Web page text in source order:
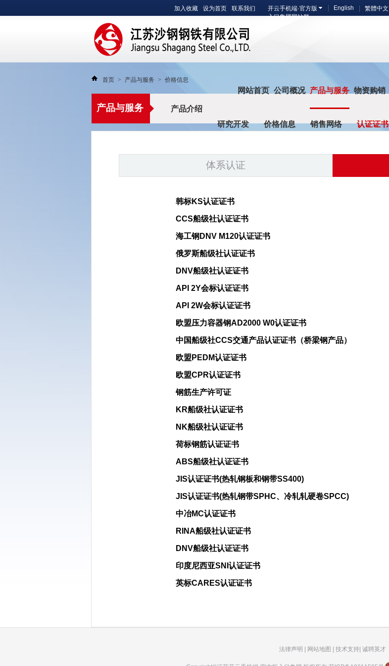
加入收藏 设为首页 联系我们
开云手机端·官方版
入口集团网站群
English 繁體中文
网站首页 公司概况 产品与服务 物资购销
首页 > 产品与服务 > 价格信息
产品与服务
产品介绍
研究开发
价格信息 销售网络 认证证书
体系认证
韩标KS认证证书
CCS船级社认证证书
海工钢DNV M120认证证书
俄罗斯船级社认证证书
DNV船级社认证证书
API 2Y会标认证证书
API 2W会标认证证书
欧盟压力容器钢AD2000 W0认证证书
中国船级社CCS交通产品认证证书（桥梁钢产品）
欧盟PEDM认证证书
欧盟CPR认证证书
钢筋生产许可证
KR船级社认证证书
NK船级社认证证书
荷标钢筋认证证书
ABS船级社认证证书
JIS认证证书(热轧钢板和钢带SS400)
JIS认证证书(热轧钢带SPHC、冷轧轧硬卷SPCC)
中冶MC认证证书
RINA船级社认证证书
DNV船级社认证证书
印度尼西亚SNI认证证书
英标CARES认证证书
法律声明 网站地图 技术支持 诚聘英才